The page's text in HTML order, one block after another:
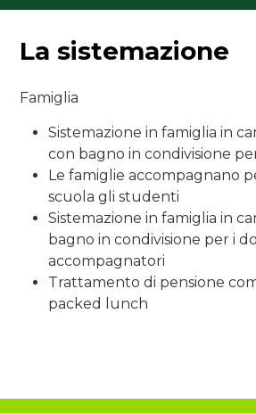
La sistemazione
Famiglia
Sistemazione in famiglia in
con bagno in condivisione
Le famiglie accompagnano
scuola gli studenti
Sistemazione in famiglia in
bagno in condivisione per i
accompagnatori
Trattamento di pensione
packed lunch